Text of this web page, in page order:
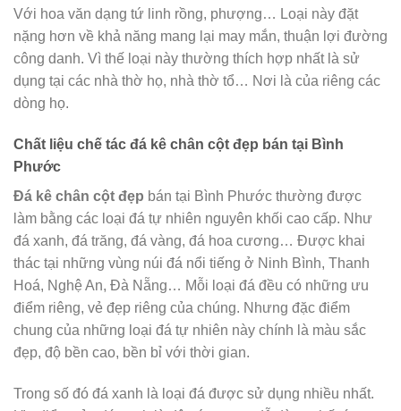
Với hoa văn dạng tứ linh rồng, phượng… Loại này đặt
nặng hơn về khả năng mang lại may mắn, thuận lợi đường
công danh. Vì thế loại này thường thích hợp nhất là sử
dụng tại các nhà thờ họ, nhà thờ tổ… Nơi là của riêng các
dòng họ.
Chất liệu chế tác đá kê chân cột đẹp bán tại Bình
Phước
Đá kê chân cột đẹp bán tại Bình Phước thường được
làm bằng các loại đá tự nhiên nguyên khối cao cấp. Như
đá xanh, đá trăng, đá vàng, đá hoa cương… Được khai
thác tại những vùng núi đá nổi tiếng ở Ninh Bình, Thanh
Hoá, Nghệ An, Đà Nẵng… Mỗi loại đá đều có những ưu
điểm riêng, vẻ đẹp riêng của chúng. Nhưng đặc điểm
chung của những loại đá tự nhiên này chính là màu sắc
đẹp, độ bền cao, bền bỉ với thời gian.
Trong số đó đá xanh là loại đá được sử dụng nhiều nhất.